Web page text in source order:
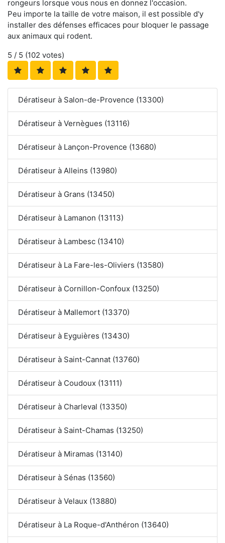
rongeurs lorsque vous nous en donnez l'occasion.
Peu importe la taille de votre maison, il est possible d'y
installer des défenses efficaces pour bloquer le passage
aux animaux qui rodent.
5 / 5 (102 votes)
Dératiseur à Salon-de-Provence (13300)
Dératiseur à Vernègues (13116)
Dératiseur à Lançon-Provence (13680)
Dératiseur à Alleins (13980)
Dératiseur à Grans (13450)
Dératiseur à Lamanon (13113)
Dératiseur à Lambesc (13410)
Dératiseur à La Fare-les-Oliviers (13580)
Dératiseur à Cornillon-Confoux (13250)
Dératiseur à Mallemort (13370)
Dératiseur à Eyguières (13430)
Dératiseur à Saint-Cannat (13760)
Dératiseur à Coudoux (13111)
Dératiseur à Charleval (13350)
Dératiseur à Saint-Chamas (13250)
Dératiseur à Miramas (13140)
Dératiseur à Sénas (13560)
Dératiseur à Velaux (13880)
Dératiseur à La Roque-d'Anthéron (13640)